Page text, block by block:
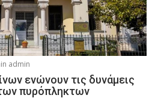
admin
ενώνουν τις δυνάμεις
πυρόπληκτων